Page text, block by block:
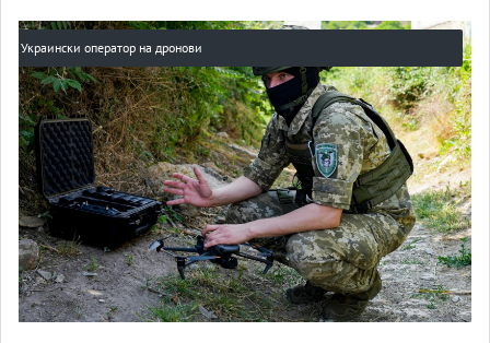
Украински оператор на дронови